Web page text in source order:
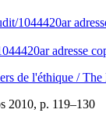
1044420ar
adresse
de l'éthique /
2010, p. 119–130